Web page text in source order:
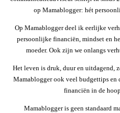
op Mamablogger: hét
Op Mamablogger deel ik eerlijke
persoonlijke financiën, mindset en
moeder. Ook zijn we onlangs
Het leven is druk, duur en uitdagend,
Mamablogger ook veel budgettips
financiën in de
Mamablogger is geen standaard